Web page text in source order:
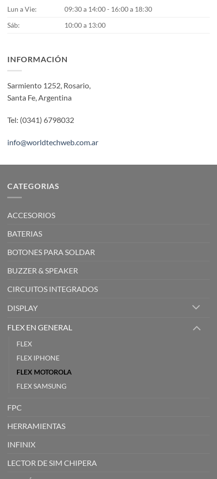
Lun a Vie:
09:30 a 14:00 - 16:00 a 18:30
Sáb:
10:00 a 13:00
INFORMACIÓN
Sarmiento 1252, Rosario,
Santa Fe, Argentina
Tel: (0341) 6798032
info@worldtechweb.com.ar
CATEGORIAS
ACCESORIOS
BATERIAS
BOTONES PARA SOLDAR
BUZZER & SPEAKER
CIRCUITOS INTEGRADOS
DISPLAY
FLEX EN GENERAL
FLEX
FLEX IPHONE
FLEX MOTOROLA
FLEX SAMSUNG
FPC
HERRAMIENTAS
INFINIX
LECTOR DE SIM CHIPERA